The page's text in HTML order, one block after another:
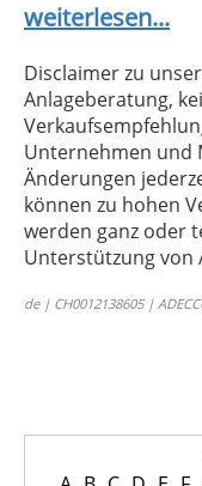
weiterlesen...
Disclaimer zu
Anlageberatung,
Unternehmen und
Änderungen
können zu hohen
werden ganz oder
Unterstützung von
de | CH0012138605 |